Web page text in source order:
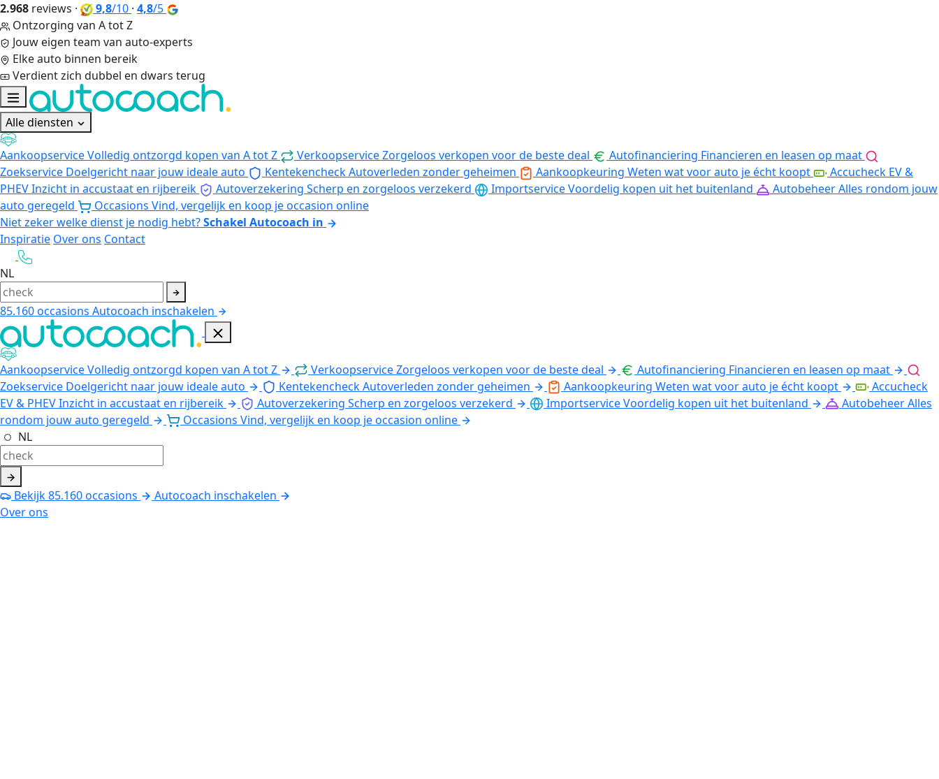
2.968 reviews · 9,8/10 · 4,8/5
Ontzorging van A tot Z
Jouw eigen team van auto-experts
Elke auto binnen bereik
Verdient zich dubbel en dwars terug
Alle diensten
AankoopserviceVolledig ontzorgd kopen van A tot Z VerkoopserviceZorgeloos verkopen voor de beste deal Autofinanciering Financieren en leasen op maat
Zoekservice Doelgericht naar jouw ideale auto KentekencheckAutoverleden zonder geheimen Aankoopkeuring Weten wat voor auto je écht koopt
Accucheck EV &
PHEVInzicht in accustaat en rijbereik Autoverzekering Scherp en zorgeloos verzekerd ImportserviceVoordelig kopen uit het buitenland AutobeheerAlles rondom jouw
auto geregeld
Occasions Vind, vergelijk en koop je occasion online
Niet zeker welke dienst je nodig hebt?Schakel Autocoach in
Inspiratie Over ons Contact
NL
85.160occasions Autocoach inschakelen
AankoopserviceVolledig ontzorgd kopen van A tot Z VerkoopserviceZorgeloos verkopen voor de beste deal Autofinanciering Financieren en leasen op maat
Zoekservice Doelgericht naar jouw ideale auto KentekencheckAutoverleden zonder geheimen Aankoopkeuring Weten wat voor auto je écht koopt
Accucheck
EV & PHEVInzicht in accustaat en rijbereik Autoverzekering Scherp en zorgeloos verzekerd ImportserviceVoordelig kopen uit het buitenland AutobeheerAlles
rondom jouw auto geregeld
Occasions Vind, vergelijk en koop je occasion online
NL
Bekijk85.160occasions
Autocoach inschakelen
Over ons